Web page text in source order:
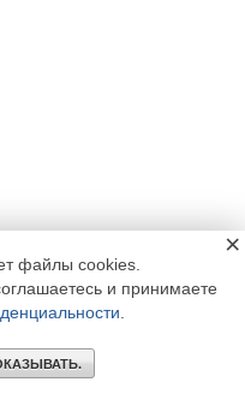
файлы cookies.
и принимаете
×